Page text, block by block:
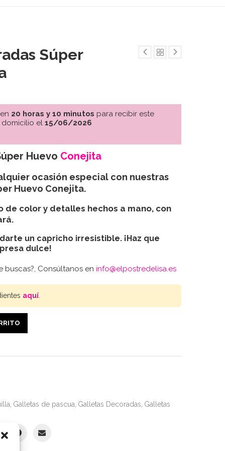
Súper
20 horas y 10 minutos para recibir este
el 15/06/2026
Huevo Conejita
ocasión especial con nuestras
Huevo Conejita.
de color y detalles hechos a mano, con
un capricho irresistible. ¡Haz que
dulce!
buscas?, Consúltanos en info@elpostredelisa.es
aquí.
Galletas de pascua Galletas Decoradas Galletas